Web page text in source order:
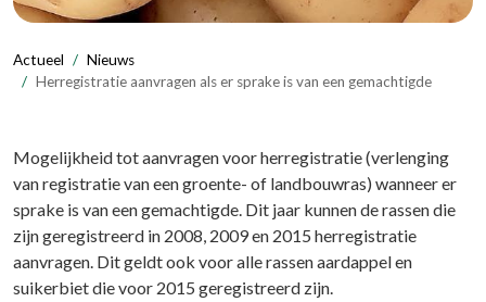
Actueel
Nieuws
Herregistratie aanvragen als er sprake is van een gemachtigde
Mogelijkheid tot aanvragen voor herregistratie (verlenging
van registratie van een groente- of landbouwras) wanneer er
sprake is van een gemachtigde. Dit jaar kunnen de rassen die
zijn geregistreerd in 2008, 2009 en 2015 herregistratie
aanvragen. Dit geldt ook voor alle rassen aardappel en
suikerbiet die voor 2015 geregistreerd zijn.